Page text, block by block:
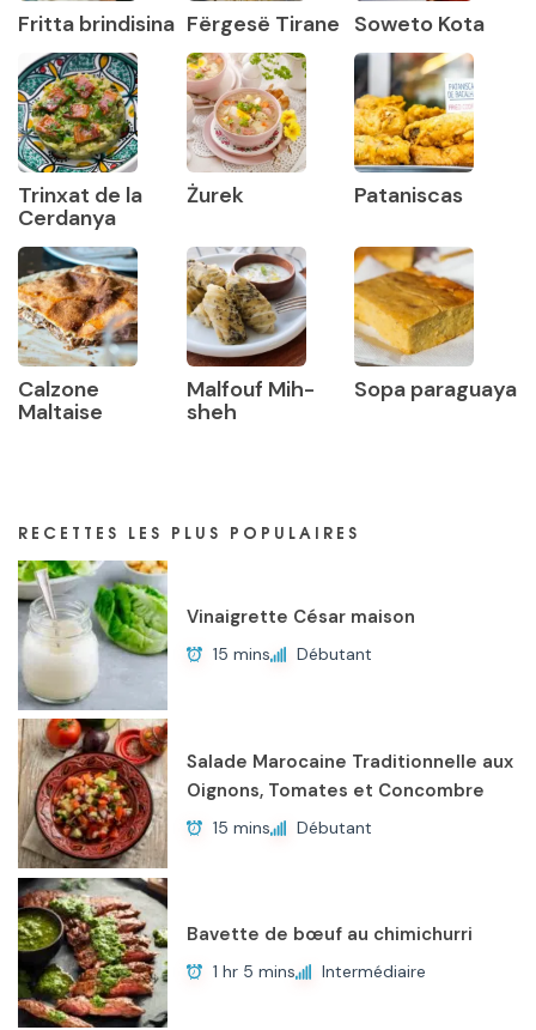
Fritta brindisina Fërgesë Tirane Soweto Kota
Trinxat de la
Cerdanya
Żurek Pataniscas
Calzone
Maltaise
Malfouf Mih-
sheh
Sopa paraguaya
RECETTES LES PLUS POPULAIRES
Vinaigrette César maison
15 mins Débutant
Salade Marocaine Traditionnelle aux
Oignons, Tomates et Concombre
15 mins Débutant
Bavette de bœuf au chimichurri
1 hr 5 mins Intermédiaire